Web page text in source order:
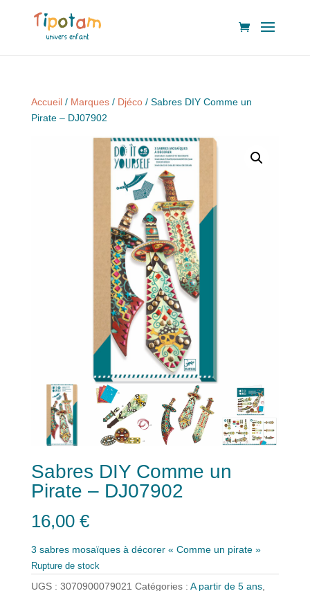
Accueil/ Marques/ Djéco/ Sabres DIY Comme un
Pirate – DJ07902
Sabres DIY Comme un
Pirate – DJ07902
16,00 €
3 sabres mosaïques à décorer « Comme un pirate »
Rupture de stock
UGS : 3070900079021 Catégories : A partir de 5 ans,